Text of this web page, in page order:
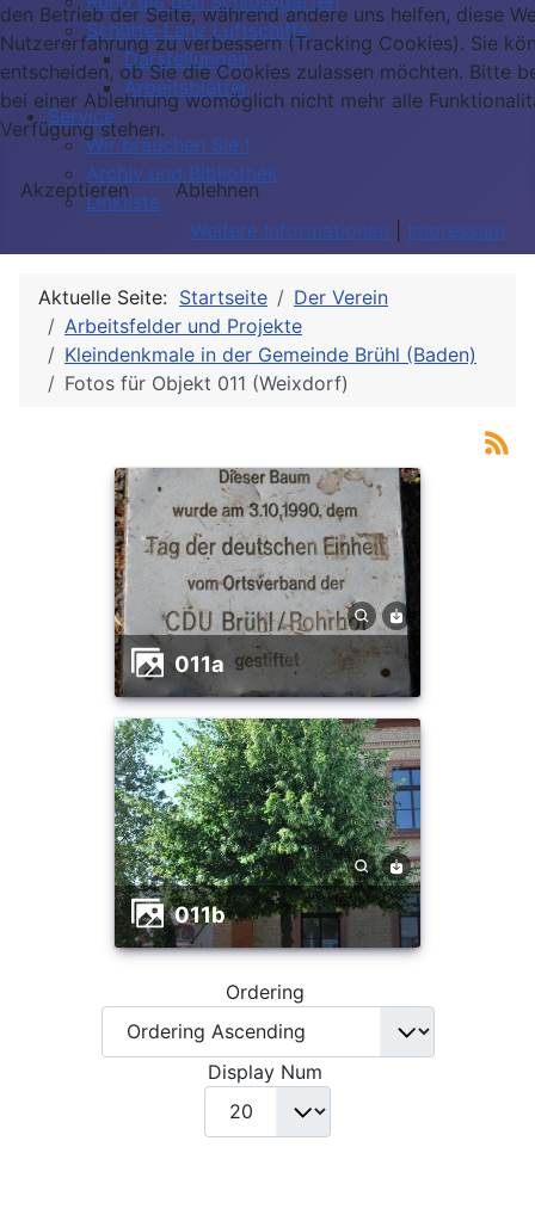
Schütte-Lanz Luftschiffe
Darstellungen
Arbeitsblätter
Service
Wir brauchen Sie !
Archiv und Bibliothek
Linkliste
Aktuelle Seite: Startseite
Der Verein
Arbeitsfelder und Projekte
Kleindenkmale in der Gemeinde Brühl (Baden)
Fotos für Objekt 011 (Weixdorf)
011a
011b
Ordering
Display Num
den Betrieb der Seite, während andere uns helfen, diese
Nutzererfahrung zu verbessern (Tracking Cookies). Sie
entscheiden, ob Sie die Cookies zulassen möchten. Bitte
bei einer Ablehnung womöglich nicht mehr alle
Verfügung stehen.
Akzeptieren
Ablehnen
Weitere Informationen
Impressum